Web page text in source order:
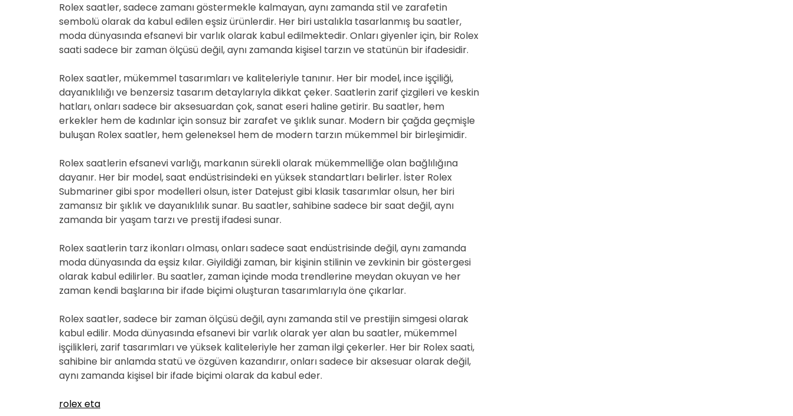
Rolex saatler, sadece zamanı göstermekle kalmayan, aynı zamanda stil ve zarafetin
sembolü olarak da kabul edilen eşsiz ürünlerdir. Her biri ustalıkla tasarlanmış bu saatler,
moda dünyasında efsanevi bir varlık olarak kabul edilmektedir. Onları giyenler için, bir Rolex
saati sadece bir zaman ölçüsü değil, aynı zamanda kişisel tarzın ve statünün bir ifadesidir.
Rolex saatler, mükemmel tasarımları ve kaliteleriyle tanınır. Her bir model, ince işçiliği,
dayanıklılığı ve benzersiz tasarım detaylarıyla dikkat çeker. Saatlerin zarif çizgileri ve keskin
hatları, onları sadece bir aksesuardan çok, sanat eseri haline getirir. Bu saatler, hem
erkekler hem de kadınlar için sonsuz bir zarafet ve şıklık sunar. Modern bir çağda geçmişle
buluşan Rolex saatler, hem geleneksel hem de modern tarzın mükemmel bir birleşimidir.
Rolex saatlerin efsanevi varlığı, markanın sürekli olarak mükemmelliğe olan bağlılığına
dayanır. Her bir model, saat endüstrisindeki en yüksek standartları belirler. İster Rolex
Submariner gibi spor modelleri olsun, ister Datejust gibi klasik tasarımlar olsun, her biri
zamansız bir şıklık ve dayanıklılık sunar. Bu saatler, sahibine sadece bir saat değil, aynı
zamanda bir yaşam tarzı ve prestij ifadesi sunar.
Rolex saatlerin tarz ikonları olması, onları sadece saat endüstrisinde değil, aynı zamanda
moda dünyasında da eşsiz kılar. Giyildiği zaman, bir kişinin stilinin ve zevkinin bir göstergesi
olarak kabul edilirler. Bu saatler, zaman içinde moda trendlerine meydan okuyan ve her
zaman kendi başlarına bir ifade biçimi oluşturan tasarımlarıyla öne çıkarlar.
Rolex saatler, sadece bir zaman ölçüsü değil, aynı zamanda stil ve prestijin simgesi olarak
kabul edilir. Moda dünyasında efsanevi bir varlık olarak yer alan bu saatler, mükemmel
işçilikleri, zarif tasarımları ve yüksek kaliteleriyle her zaman ilgi çekerler. Her bir Rolex saati,
sahibine bir anlamda statü ve özgüven kazandırır, onları sadece bir aksesuar olarak değil,
aynı zamanda kişisel bir ifade biçimi olarak da kabul eder.
rolex eta